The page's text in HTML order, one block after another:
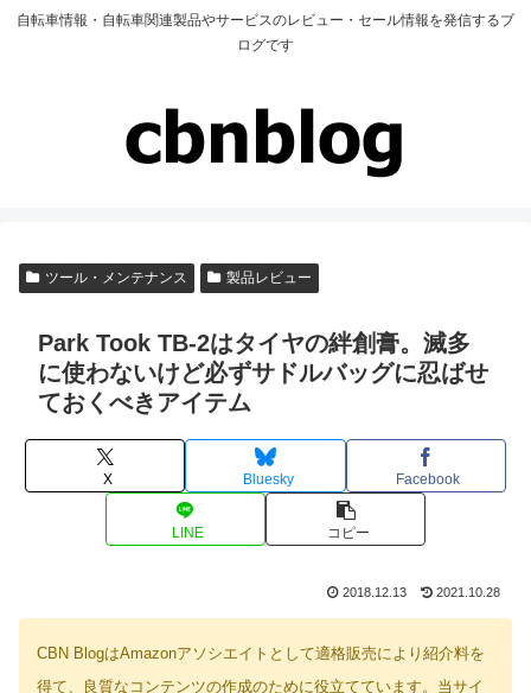
自転車情報・自転車関連製品やサービスのレビュー・セール情報を発信するブ
ログです
ツール・メンテナンス 製品レビュー
Park Took TB-2はタイヤの絆創膏。滅多
に使わないけど必ずサドルバッグに忍ばせ
ておくべきアイテム
X Bluesky Facebook
LINE コピー
2018.12.13 2021.10.28
CBN BlogはAmazonアソシエイトとして適格販売により紹介料を
得て、良質なコンテンツの作成のために役立てています。当サイ